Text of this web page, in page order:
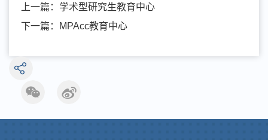
上一篇： 学术型研究生教育中心
下一篇：
MPAcc教育中心